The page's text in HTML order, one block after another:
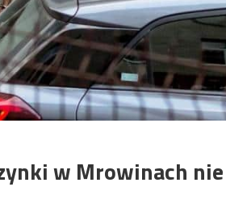
w Mrowinach nie